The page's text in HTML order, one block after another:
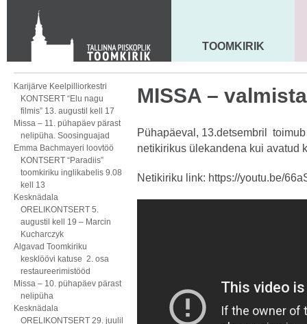
KONTAKT
Toom-Kooli 6, 10130 TALLINN
tallinna.toom@eelk.ee
MAARJA KIRIK
TOOMKIRIK
Karijärve Keelpilliorkestri
KONTSERT “Elu nagu
filmis” 13. augustil kell 17
Missa – 11. pühapäev pärast
nelipüha. Soosinguajad
Emma Bachmayeri loovtöö
KONTSERT “Paradiis”
toomkiriku inglikabelis 9.08
kell 13
Kesknädala
ORELIKONTSERT 5.
augustil kell 19 – Marcin
Kucharczyk
Algavad Toomkiriku
kesklöövi katuse 2. osa
restaureerimistööd
Missa – 10. pühapäev pärast
nelipüha
Kesknädala
ORELIKONTSERT 29. juulil
MISSA –
Pühapäeval, 13.detsembril
netikirikus ülekandena kui avatud
Netikiriku link: https://youtu.be/